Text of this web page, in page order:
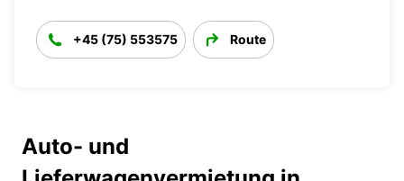
+45 (75) 553575 Route
Auto- und